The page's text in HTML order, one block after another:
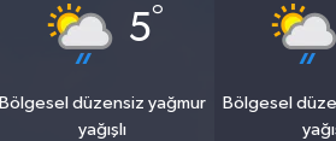
5°
Bölgesel düzensiz yağmur
yağışlı
Bölgesel